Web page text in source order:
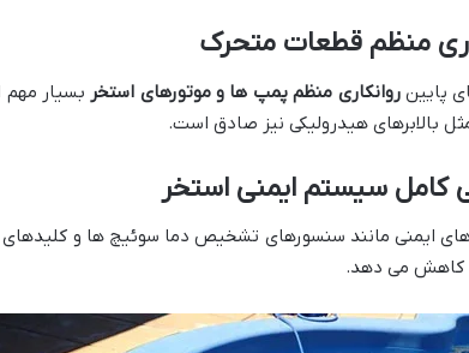
منظم قطعات متحرک
پایینروانکاری منظم پمپ ها و موتورهای استخر بسیار
بالابرهای هیدرولیکی نیز صادق است​.
کامل سیستم ایمنی استخر
ایمنی مانند سنسورهای تشخیص دما سوئیچ ها و کلیدهای
کاهش می دهد.